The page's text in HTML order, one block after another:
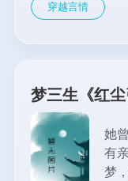
凉
穿越言情
梦三生《红尘
她
有
梦